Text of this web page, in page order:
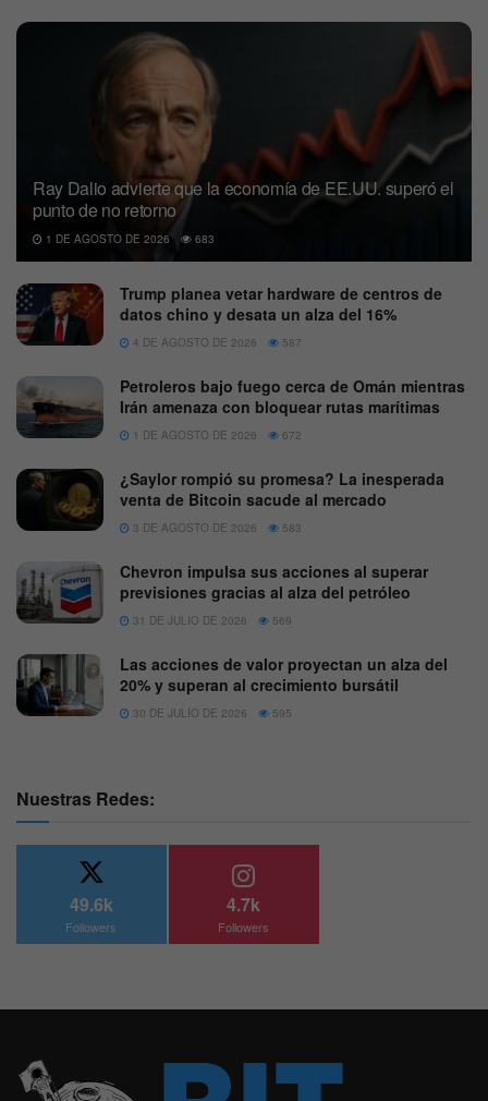
Ray Dalio advierte que la economía de EE.UU. superó el
punto de no retorno
1 DE AGOSTO DE 2026 683
Trump planea vetar hardware de centros de
datos chino y desata un alza del 16%
4 DE AGOSTO DE 2026 587
Petroleros bajo fuego cerca de Omán mientras
Irán amenaza con bloquear rutas marítimas
1 DE AGOSTO DE 2026 672
¿Saylor rompió su promesa? La inesperada
venta de Bitcoin sacude al mercado
3 DE AGOSTO DE 2026 583
Chevron impulsa sus acciones al superar
previsiones gracias al alza del petróleo
31 DE JULIO DE 2026 569
Las acciones de valor proyectan un alza del
20% y superan al crecimiento bursátil
30 DE JULIO DE 2026 595
Nuestras Redes:
49.6k
Followers
4.7k
Followers